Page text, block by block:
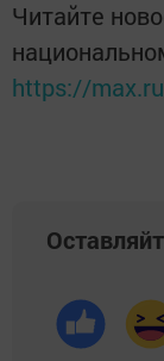
Читайте
https://